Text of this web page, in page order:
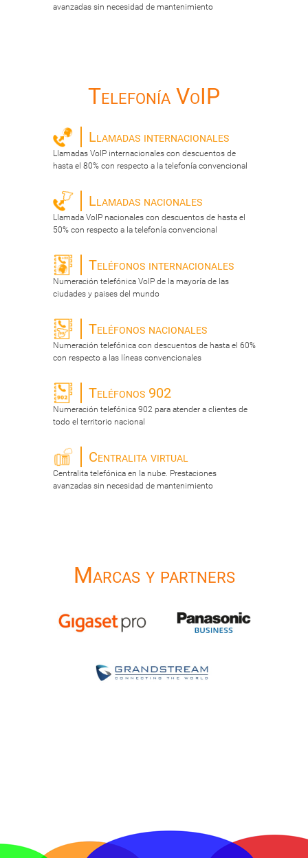
avanzadas sin necesidad de mantenimiento
Telefonía VoIP
Llamadas internacionales
Llamadas VoIP internacionales con descuentos de
hasta el 80% con respecto a la telefonía convencional
Llamadas nacionales
Llamada VoIP nacionales con descuentos de hasta el
50% con respecto a la telefonía convencional
Teléfonos internacionales
Numeración telefónica VoIP de la mayoría de las
ciudades y paises del mundo
Teléfonos nacionales
Numeración telefónica con descuentos de hasta el 60%
con respecto a las líneas convencionales
Teléfonos 902
Numeración telefónica 902 para atender a clientes de
todo el territorio nacional
Centralita virtual
Centralita telefónica en la nube. Prestaciones
avanzadas sin necesidad de mantenimiento
Marcas y partners